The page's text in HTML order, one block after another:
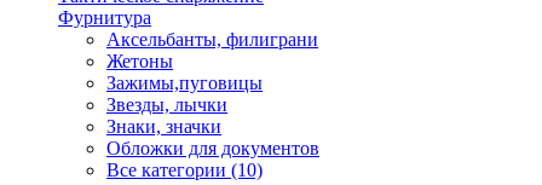
Фурнитура
Аксельбанты, филиграни
Жетоны
Зажимы,пуговицы
Звезды, лычки
Знаки, значки
Обложки для документов
Все категории (10)